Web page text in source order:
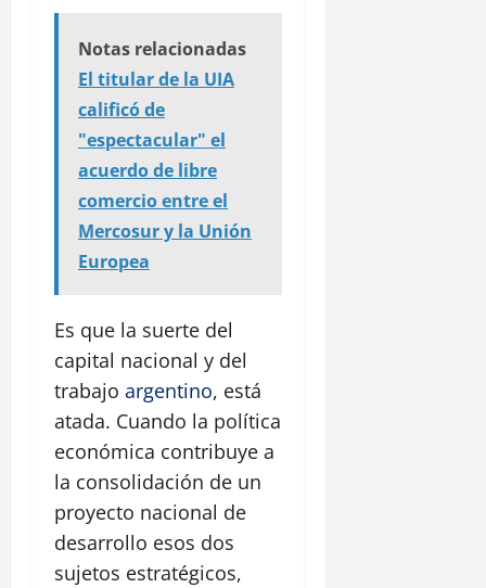
Notas relacionadas
El titular de la UIA
calificó de
"espectacular" el
acuerdo de libre
comercio entre el
Mercosur y la Unión
Europea
Es que la suerte del
capital nacional y del
trabajo argentino, está
atada. Cuando la política
económica contribuye a
la consolidación de un
proyecto nacional de
desarrollo esos dos
sujetos estratégicos,